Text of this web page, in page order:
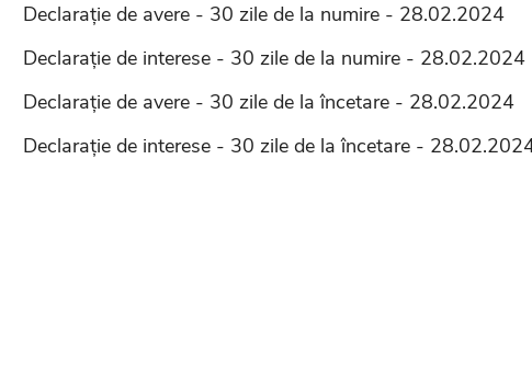
Declarație de avere - 30 zile de la numire - 28.02.2024
Declarație de interese - 30 zile de la numire - 28.02.2024
Declarație de avere - 30 zile de la încetare - 28.02.2024
Declarație de interese - 30 zile de la încetare -